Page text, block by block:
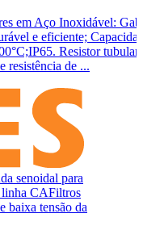
em Aço Inoxidável:
e eficiente;
Resistor tubular
resistência de ...
senoidal para
linha CAFiltros
baixa tensão da